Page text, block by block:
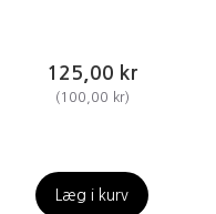
125,00 kr
(100,00 kr)
Læg i kurv